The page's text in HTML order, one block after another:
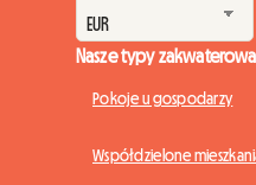
Nasze typy
Pokoje u gospodarzy
Współdzielone